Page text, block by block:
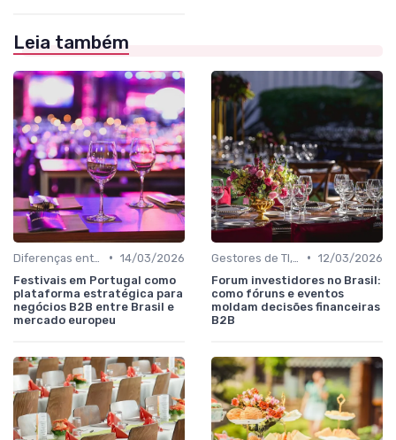
Leia também
• 14/03/2026
Festivais em Portugal como
plataforma estratégica para
negócios B2B entre Brasil e
mercado europeu
• 12/03/2026
Forum investidores no Brasil:
como fóruns e eventos
moldam decisões financeiras
B2B